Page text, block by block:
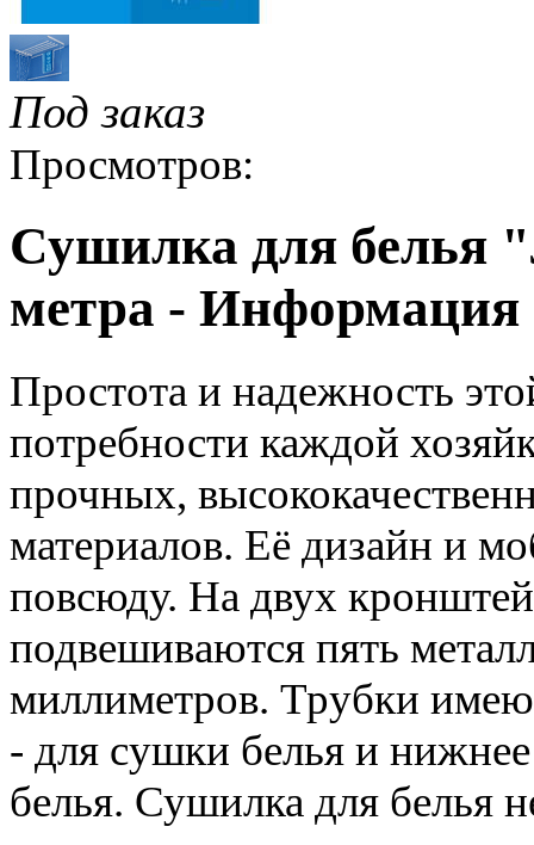
Под заказ
Просмотров:
Сушилка для белья
метра - Информация
Простота и надежность
потребности каждой
прочных,
материалов. Её дизайн и
повсюду. На двух
подвешиваются пять
миллиметров. Трубки
- для сушки белья и
белья. Сушилка для белья